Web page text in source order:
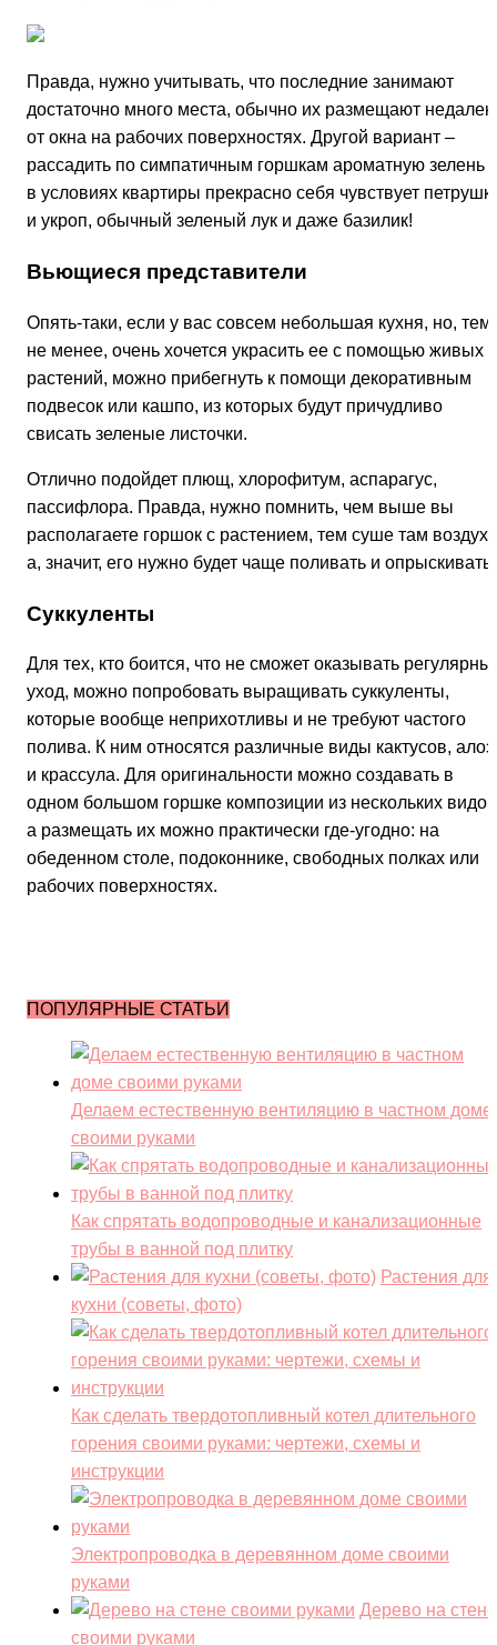
Правда, нужно учитывать, что последние занимают
достаточно много места, обычно их размещают
от окна на рабочих поверхностях. Другой вариант –
рассадить по симпатичным горшкам ароматную зелень
в условиях квартиры прекрасно себя чувствует
и укроп, обычный зеленый лук и даже базилик!
Вьющиеся представители
Опять-таки, если у вас совсем небольшая кухня, но, тем
не менее, очень хочется украсить ее с помощью живых
растений, можно прибегнуть к помощи декоративным
подвесок или кашпо, из которых будут причудливо
свисать зеленые листочки.
Отлично подойдет плющ, хлорофитум, аспарагус,
пассифлора. Правда, нужно помнить, чем выше вы
располагаете горшок с растением, тем суше там воздух,
а, значит, его нужно будет чаще поливать и опрыскивать.
Суккуленты
Для тех, кто боится, что не сможет оказывать
уход, можно попробовать выращивать суккуленты,
которые вообще неприхотливы и не требуют частого
полива. К ним относятся различные виды кактусов, алоэ
и крассула. Для оригинальности можно создавать в
одном большом горшке композиции из нескольких
а размещать их можно практически где-угодно: на
обеденном столе, подоконнике, свободных полках или
рабочих поверхностях.
ПОПУЛЯРНЫЕ СТАТЬИ
Делаем естественную вентиляцию в частном доме
своими руками
Как спрятать водопроводные и канализационные
трубы в ванной под плитку
Растения для
кухни (советы, фото)
Как сделать твердотопливный котел длительного
горения своими руками: чертежи, схемы и
инструкции
Электропроводка в деревянном доме своими
руками
Дерево на стене
своими руками